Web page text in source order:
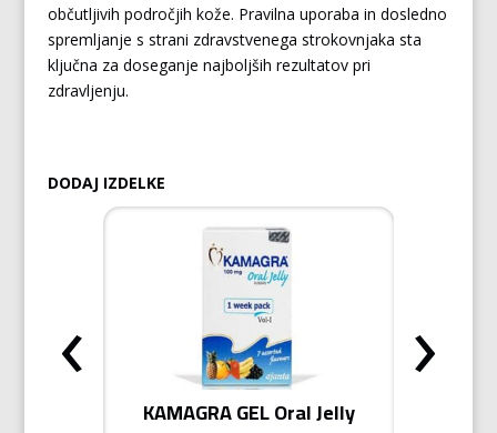
občutljivih področjih kože. Pravilna uporaba in dosledno
spremljanje s strani zdravstvenega strokovnjaka sta
ključna za doseganje najboljših rezultatov pri
zdravljenju.
DODAJ IZDELKE
KAMAGRA GEL Oral Jelly
‹ ›